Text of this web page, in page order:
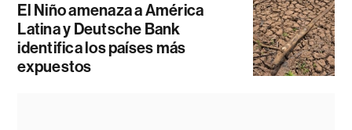
El Niño amenaza a América
Latina y Deutsche Bank
identifica los países más
expuestos